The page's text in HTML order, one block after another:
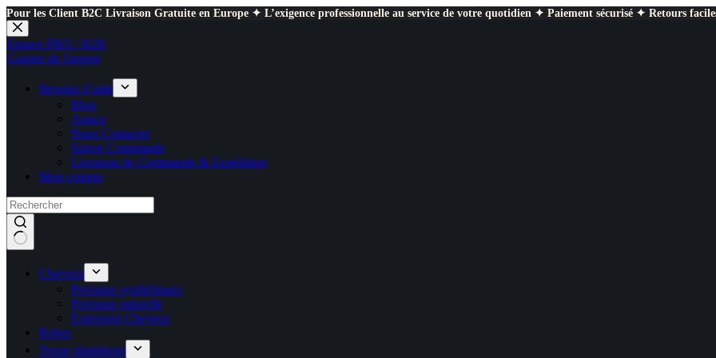
Pour les Client B2C Livraison Gratuite en Europe ✦ L’exigence professionnelle au service de votre quotidien ✦ Paiement sécurisé ✦ Retours
Passer
au
contenu
Espace PRO / B2B
Gagner de l'argent
Besoins d’aide
Blog
Astuce
Nous Contacter
Suivre Commande
Livraison de Commande & Expédition
Mon compte
Cheveux
Perruque synthétiques
Perruque naturelle
Extension Cheveux
Robes
Tenue islamiques